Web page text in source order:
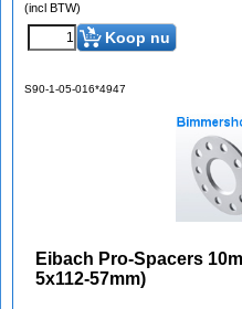
(incl BTW)
Koop nu
S90-1-05-016*4947
Eibach Pro-Spacers
5x112-57mm)